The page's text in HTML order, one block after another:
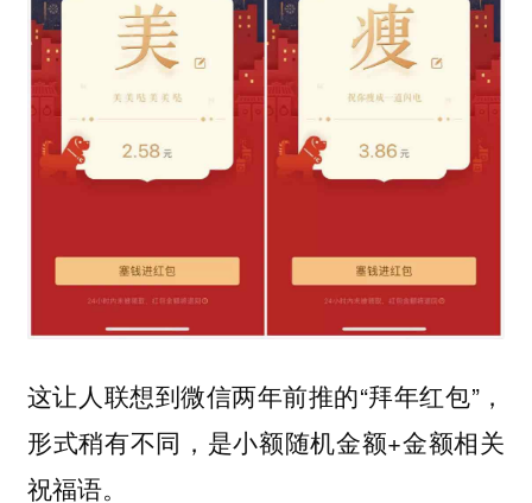
这让人联想到微信两年前推的“拜年红包”，
形式稍有不同，是小额随机金额+金额相关
祝福语。